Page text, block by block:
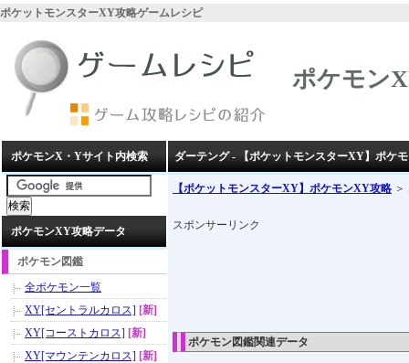
ポケットモンスターXY攻略ゲームレシピ
ポケモン
ダーテング - 【ポケットモンスターXY】ポケ
【ポケットモンスターXY】ポケモンXY攻略
スポンサーリンク
ポケモン図鑑関連データ
ポケモンX・Yサイト内検索
ポケモンXY攻略データ
ポケモン図鑑
全ポケモン一覧
XY[セントラルカロス] [新]
XY[コーストカロス] [新]
XY[マウンテンカロス] [新]